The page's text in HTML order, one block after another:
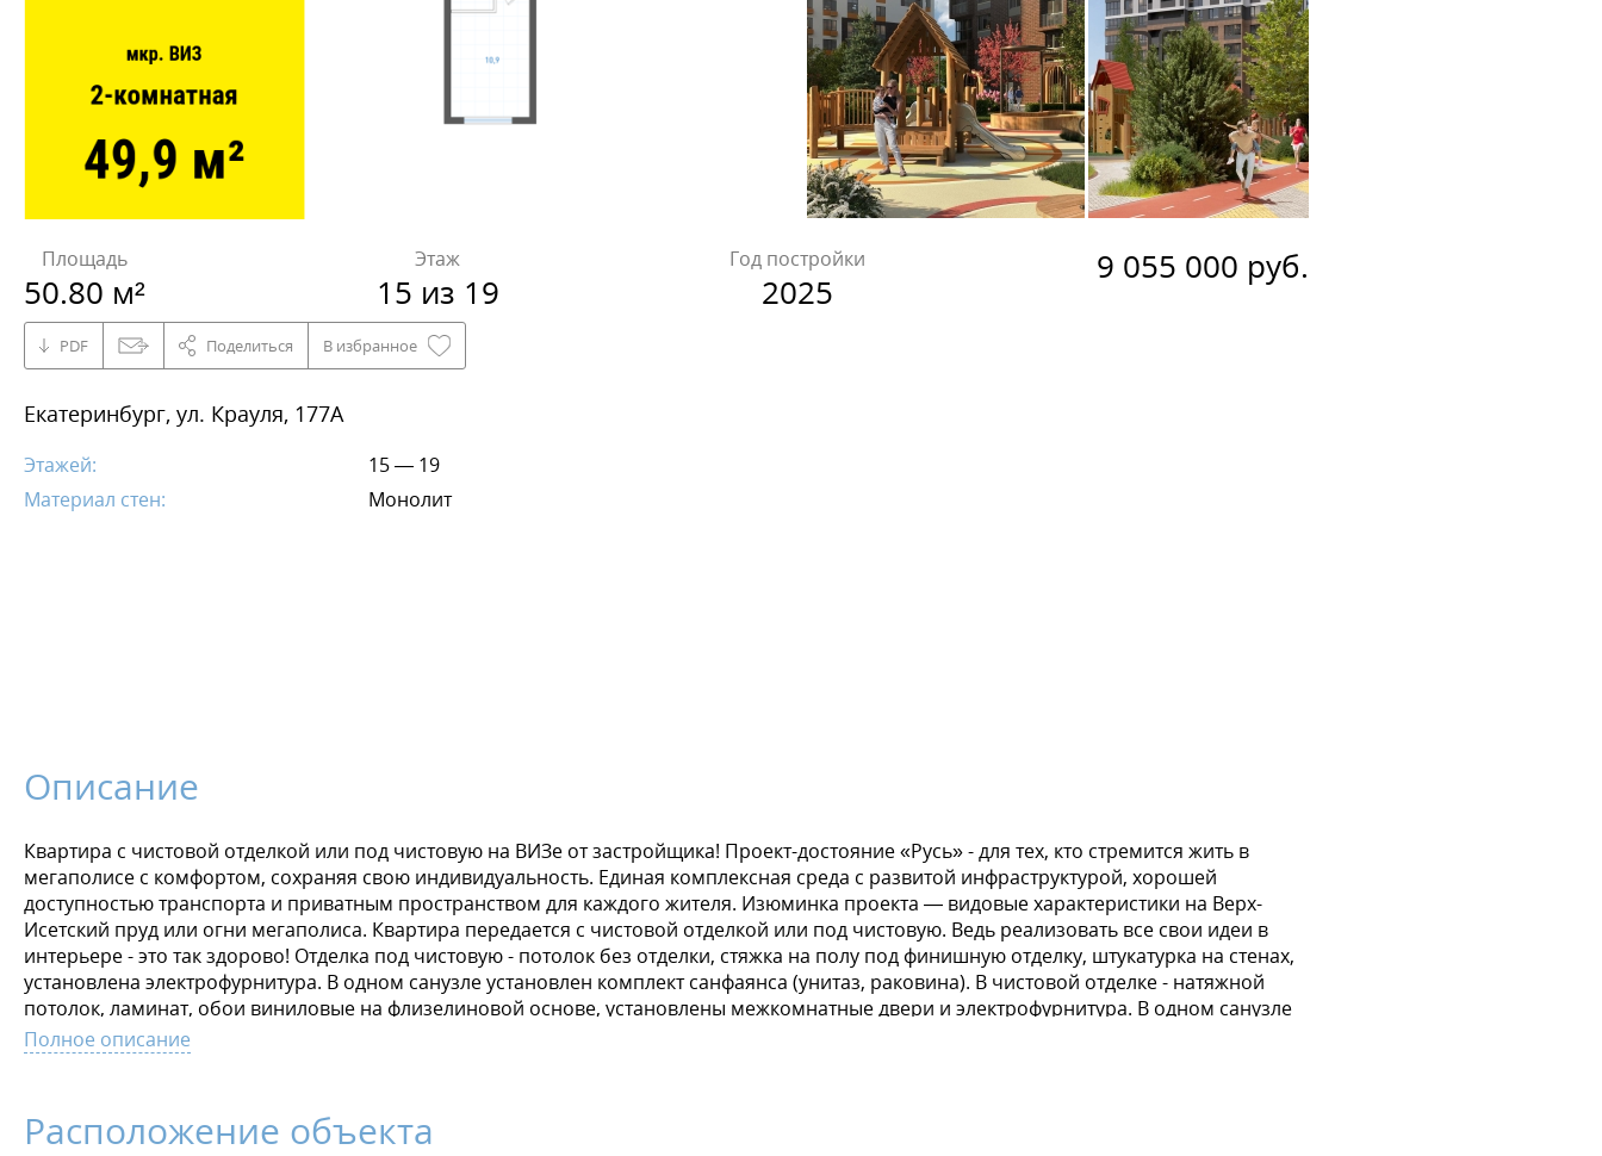
Площадь
50.80 м²
Этаж
15 из 19
Год постройки
2025
9 055 000 руб.
PDF Поделиться В избранное
Екатеринбург, ул. Крауля, 177А
Этажей:
15 — 19
Материал стен:
Монолит
Описание
Квартира с чистовой отделкой или под чистовую на ВИЗе от застройщика! Проект-достояние «Русь» - для тех, кто стремится жить в
мегаполисе с комфортом, сохраняя свою индивидуальность. Единая комплексная среда с развитой инфраструктурой, хорошей
доступностью транспорта и приватным пространством для каждого жителя. Изюминка проекта — видовые характеристики на Верх-
Исетский пруд или огни мегаполиса. Квартира передается с чистовой отделкой или под чистовую. Ведь реализовать все свои идеи в
интерьере - это так здорово! Отделка под чистовую - потолок без отделки, стяжка на полу под финишную отделку, штукатурка на стенах,
установлена электрофурнитура. В одном санузле установлен комплект санфаянса (унитаз, раковина). В чистовой отделке - натяжной
потолок, ламинат, обои виниловые на флизелиновой основе, установлены межкомнатные двери и электрофурнитура. В одном санузле
установлен комплект санфаянса (унитаз, раковина). Чтобы переезд в новую квартиру был лёгким и комфортным, действуют выгодные
условия оплаты: - ипотека от ведущих банков - рассрочка от застройщика - трейд-ин - акционные предложения.
Полное описание
Расположение объекта